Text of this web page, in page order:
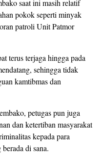
saat ini masih relatif
pokok seperti minyak
patroli Unit Patmor
terus terjaga hingga pada
sehingga tidak
kamtibmas dan
petugas pun juga
dan ketertiban masyarakat
kepada para
di sana.